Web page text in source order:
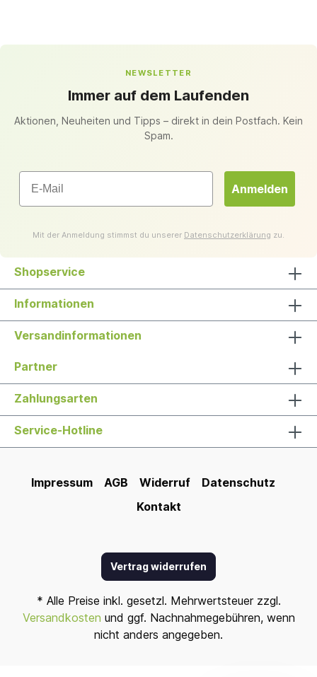
NEWSLETTER
Immer auf dem Laufenden
Aktionen, Neuheiten und Tipps – direkt in dein Postfach. Kein
Spam.
Email
Anmelden
Mit der Anmeldung stimmst du unserer Datenschutzerklärung zu.
Shopservice
Informationen
Versandinformationen
Partner
Zahlungsarten
Service-Hotline
Impressum AGB Widerruf
Datenschutz
Kontakt
Vertrag widerrufen
* Alle Preise inkl. gesetzl. Mehrwertsteuer zzgl.
Versandkosten und ggf. Nachnahmegebühren, wenn
nicht anders angegeben.